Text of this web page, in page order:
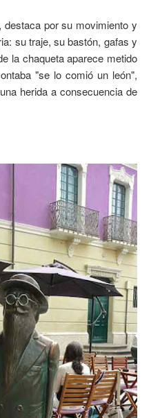
destaca por su movimiento y
su traje, su bastón, gafas y
la chaqueta aparece metido
"se lo comió un león",
herida a consecuencia de